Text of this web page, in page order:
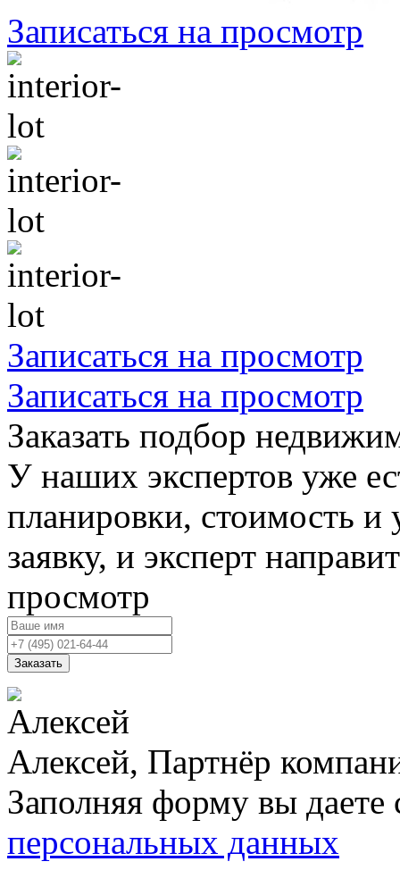
Записаться на просмотр
Записаться на просмотр
Записаться на просмотр
Заказать подбор
У наших экспертов уже
планировки, стоимость и
заявку, и эксперт
просмотр
Заказать
Алексей, Партнёр
Заполняя форму вы даете
персональных данных